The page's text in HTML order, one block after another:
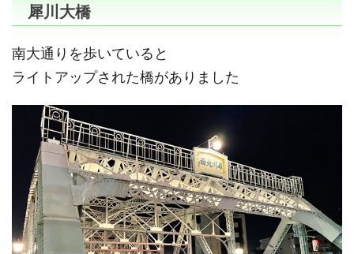
犀川大橋
南大通りを歩いていると
ライトアップされた橋がありました